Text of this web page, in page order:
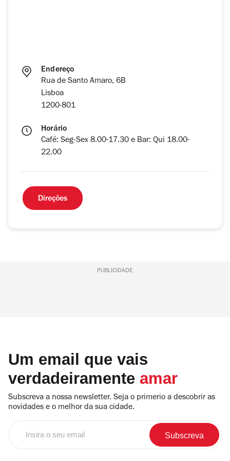
Endereço
Rua de Santo Amaro, 6B
Lisboa
1200-801
Horário
Café: Seg-Sex 8.00-17.30 e Bar: Qui 18.00-
22.00
Direções
PUBLICIDADE
Um email que vais
verdadeiramente amar
Subscreva a nossa newsletter. Seja o primerio a descobrir as
novidades e o melhor da sua cidade.